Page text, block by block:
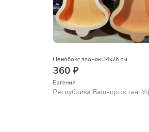
Пенобокс звонок 34x26 см
360 ₽
Евгений
Республика Башкортостан,